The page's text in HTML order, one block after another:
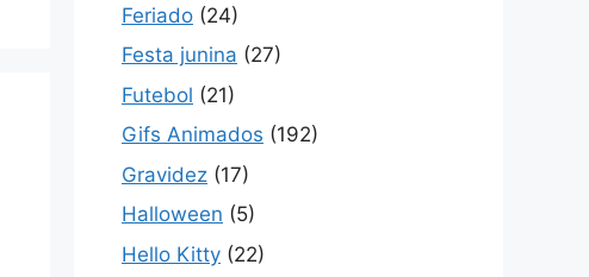
Feriado (24)
Festa junina (27)
Futebol (21)
Gifs Animados (192)
Gravidez (17)
Halloween (5)
Hello Kitty (22)